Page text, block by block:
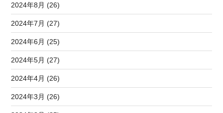
2024年8月 (26)
2024年7月 (27)
2024年6月 (25)
2024年5月 (27)
2024年4月 (26)
2024年3月 (26)